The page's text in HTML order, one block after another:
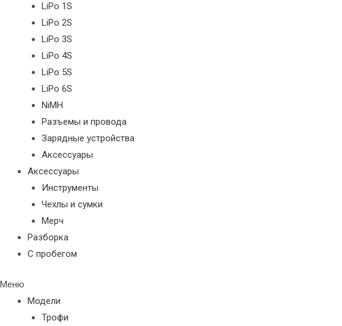
LiPo 1S
LiPo 2S
LiPo 3S
LiPo 4S
LiPo 5S
LiPo 6S
NiMH
Разъемы и провода
Зарядные устройства
Аксессуары
Аксессуары
Инструменты
Чехлы и сумки
Мерч
Разборка
С пробегом
Меню
Модели
Трофи